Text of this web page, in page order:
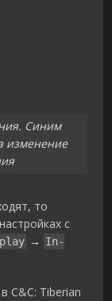
Синим
изменение
то
с
→
In-
C&C: Tiberian